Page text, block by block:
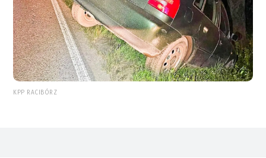
KPP RACIBÓRZ